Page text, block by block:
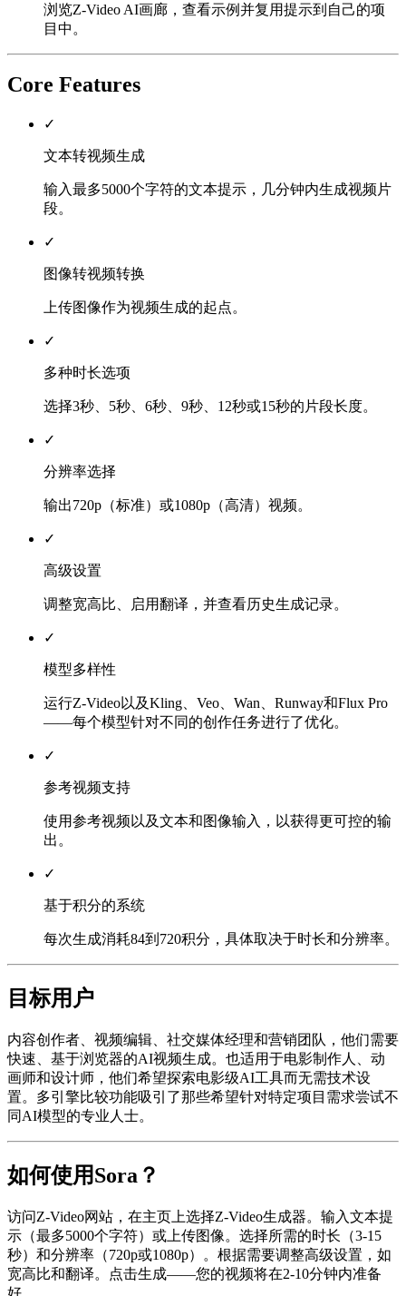
浏览Z-Video AI画廊，查看示例并复用提示到自己的项
目中。
Core Features
✓
文本转视频生成
输入最多5000个字符的文本提示，几分钟内生成视频片
段。
✓
图像转视频转换
上传图像作为视频生成的起点。
✓
多种时长选项
选择3秒、5秒、6秒、9秒、12秒或15秒的片段长度。
✓
分辨率选择
输出720p（标准）或1080p（高清）视频。
✓
高级设置
调整宽高比、启用翻译，并查看历史生成记录。
✓
模型多样性
运行Z-Video以及Kling、Veo、Wan、Runway和Flux Pro
——每个模型针对不同的创作任务进行了优化。
✓
参考视频支持
使用参考视频以及文本和图像输入，以获得更可控的输
出。
✓
基于积分的系统
每次生成消耗84到720积分，具体取决于时长和分辨率。
目标用户
内容创作者、视频编辑、社交媒体经理和营销团队，他们需要
快速、基于浏览器的AI视频生成。也适用于电影制作人、动
画师和设计师，他们希望探索电影级AI工具而无需技术设
置。多引擎比较功能吸引了那些希望针对特定项目需求尝试不
同AI模型的专业人士。
如何使用Sora？
访问Z-Video网站，在主页上选择Z-Video生成器。输入文本提
示（最多5000个字符）或上传图像。选择所需的时长（3-15
秒）和分辨率（720p或1080p）。根据需要调整高级设置，如
宽高比和翻译。点击生成——您的视频将在2-10分钟内准备
好。